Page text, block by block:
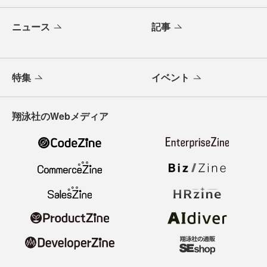
ニュース 記事
特集 イベント
翔泳社のWebメディア